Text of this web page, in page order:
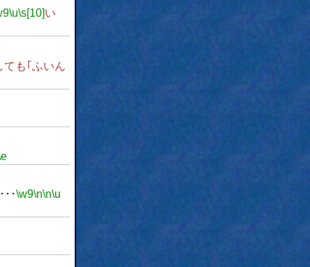
\u\s[10] い
ても｢ふいん
･\w9\n\n\u